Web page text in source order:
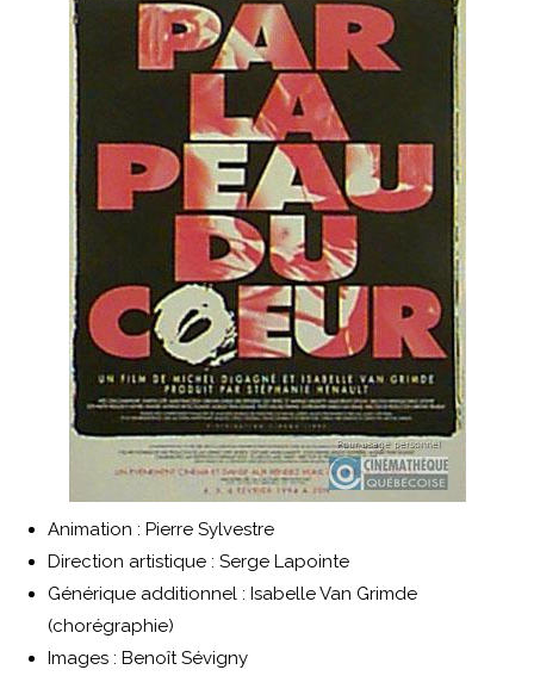
Animation : Pierre Sylvestre
Direction artistique : Serge Lapointe
Générique additionnel : Isabelle Van Grimde
(chorégraphie)
Images : Benoît Sévigny